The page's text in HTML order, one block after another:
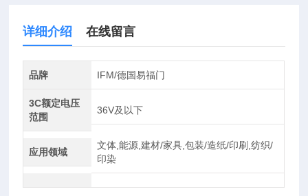
详细介绍 在线留言
品牌 IFM/德国易福门
3C额定电压
范围
36V及以下
应用领域
文体,能源,建材/家具,包装/造纸/印刷,纺织/
印染